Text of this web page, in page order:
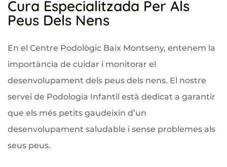
Cura Especialitzada Per Als
Peus Dels Nens
En el Centre Podològic Baix Montseny, entenem la
importància de cuidar i monitorar el
desenvolupament dels peus dels nens. El nostre
servei de Podologia Infantil està dedicat a garantir
que els més petits gaudeixin d’un
desenvolupament saludable i sense problemes als
seus peus.